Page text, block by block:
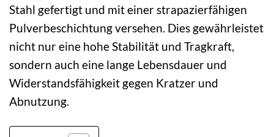
Stahl gefertigt und mit einer strapazierfähigen
Pulverbeschichtung versehen. Dies gewährleistet
nicht nur eine hohe Stabilität und Tragkraft,
sondern auch eine lange Lebensdauer und
Widerstandsfähigkeit gegen Kratzer und
Abnutzung.